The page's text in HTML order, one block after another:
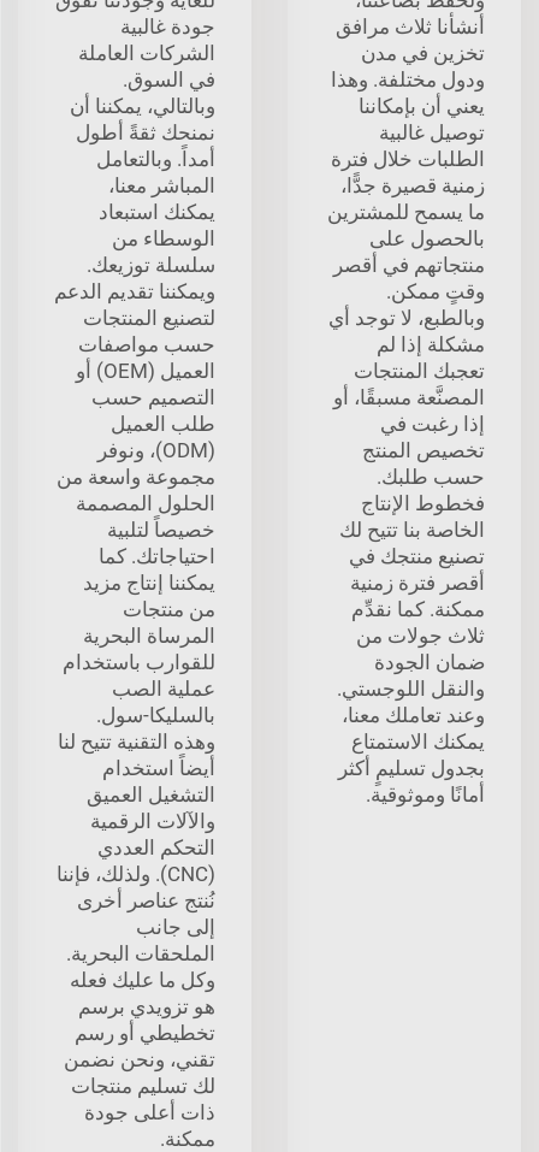
أنشأنا ثلاث مرافق
تخزين في مدن
ودول مختلفة. وهذا
يعني أن بإمكاننا
توصيل غالبية
الطلبات خلال فترة
زمنية قصيرة جدًّا،
ما يسمح للمشترين
بالحصول على
منتجاتهم في أقصر
وقتٍ ممكن.
وبالطبع، لا توجد أي
مشكلة إذا لم
تعجبك المنتجات
المصنَّعة مسبقًا، أو
إذا رغبت في
تخصيص المنتج
حسب طلبك.
فخطوط الإنتاج
الخاصة بنا تتيح لك
تصنيع منتجك في
أقصر فترة زمنية
ممكنة. كما نقدِّم
ثلاث جولات من
ضمان الجودة
والنقل اللوجستي.
وعند تعاملك معنا،
يمكنك الاستمتاع
بجدول تسليمٍ أكثر
أمانًا وموثوقية.
جودة غالبية
الشركات العاملة
في السوق.
وبالتالي، يمكننا أن
نمنحك ثقةً أطول
أمداً. وبالتعامل
المباشر معنا،
يمكنك استبعاد
الوسطاء من
سلسلة توزيعك.
ويمكننا تقديم الدعم
لتصنيع المنتجات
حسب مواصفات
العميل (OEM) أو
التصميم حسب
طلب العميل
(ODM)، ونوفر
مجموعة واسعة من
الحلول المصممة
خصيصاً لتلبية
احتياجاتك. كما
يمكننا إنتاج مزيد
من منتجات
المرساة البحرية
للقوارب باستخدام
عملية الصب
بالسليكا-سول.
وهذه التقنية تتيح لنا
أيضاً استخدام
التشغيل العميق
والآلات الرقمية
التحكم العددي
(CNC). ولذلك، فإننا
نُنتج عناصر أخرى
إلى جانب
الملحقات البحرية.
وكل ما عليك فعله
هو تزويدي برسم
تخطيطي أو رسم
تقني، ونحن نضمن
لك تسليم منتجات
ذات أعلى جودة
ممكنة.